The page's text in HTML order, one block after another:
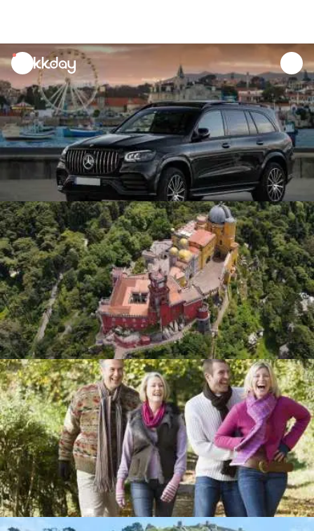
unread
notifications